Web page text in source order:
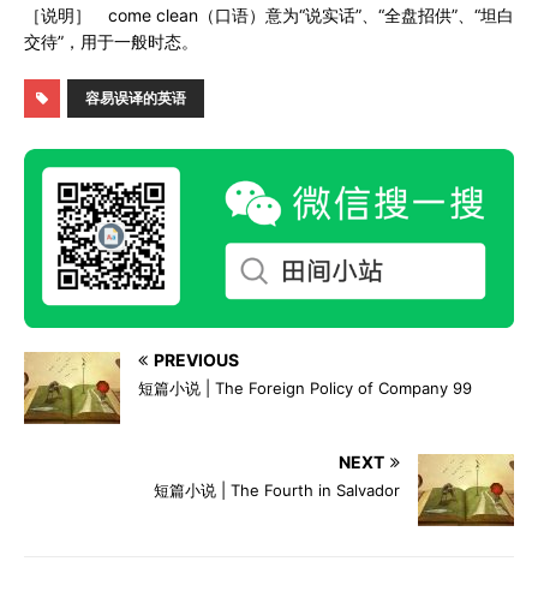
［说明］ come clean（口语）意为“说实话”、“全盘招供”、“坦白
交待”，用于一般时态。
容易误译的英语
PREVIOUS
短篇小说 | The Foreign Policy of Company 99
NEXT
短篇小说 | The Fourth in Salvador